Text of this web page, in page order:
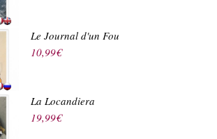
Le Journal d'un Fou
10,99€
La Locandiera
19,99€